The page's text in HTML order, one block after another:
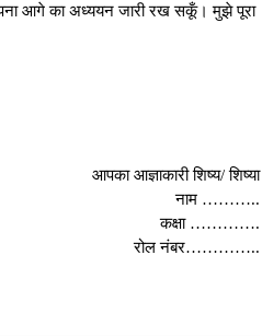
आगे का अध्ययन जारी रख सकूँ। मुझे पूरा
आपका आज्ञाकारी शिष्य/ शिष्या
नाम ………..
कक्षा ………….
रोल नंबर…………..